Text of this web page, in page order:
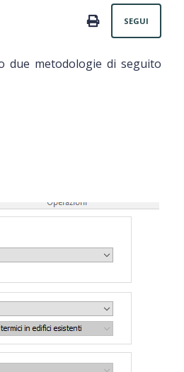
PRINT
SEGUI
due metodologie di seguito